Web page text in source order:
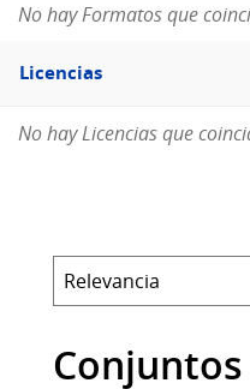
No hay Formatos que
Filtro
Licencias
Licencias
No hay Licencias que